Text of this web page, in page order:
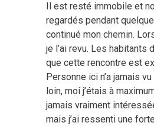
Il est resté immobile et
regardés pendant
continué mon chemin.
je l’ai revu. Les habitants
que cette rencontre est
Personne ici n’a jamais
loin, moi j’étais à
jamais vraiment
mais j’ai ressenti une